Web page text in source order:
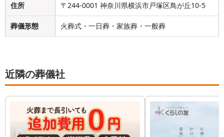
住所 〒244-0001 神奈川県横浜市戸塚区鳥が丘10-5
葬儀形態 火葬式・一日葬・家族葬・一般葬
近隣の葬儀社